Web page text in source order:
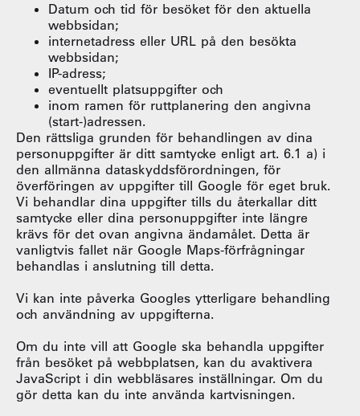
Datum och tid för besöket för den aktuella
webbsidan;
internetadress eller URL på den besökta
webbsidan;
IP-adress;
eventuellt platsuppgifter och
inom ramen för ruttplanering den angivna
(start-)adressen.
Den rättsliga grunden för behandlingen av dina
personuppgifter är ditt samtycke enligt art. 6.1 a) i
den allmänna dataskyddsförordningen, för
överföringen av uppgifter till Google för eget bruk.
Vi behandlar dina uppgifter tills du återkallar ditt
samtycke eller dina personuppgifter inte längre
krävs för det ovan angivna ändamålet. Detta är
vanligtvis fallet när Google Maps-förfrågningar
behandlas i anslutning till detta.
Vi kan inte påverka Googles ytterligare behandling
och användning av uppgifterna.
Om du inte vill att Google ska behandla uppgifter
från besöket på webbplatsen, kan du avaktivera
JavaScript i din webbläsares inställningar. Om du
gör detta kan du inte använda kartvisningen.